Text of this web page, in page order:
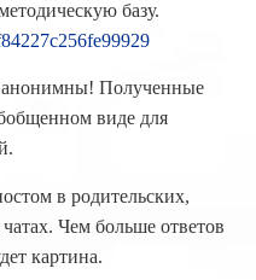
базу.
Полученные
виде для
в родительских,
Чем больше ответов
картина.